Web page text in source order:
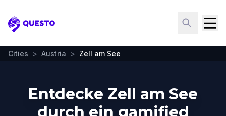
Questo
Cities > Austria > Zell am See
Entdecke Zell am See
durch ein gamified